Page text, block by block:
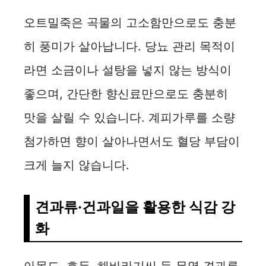
오트밀죽은 곡물의 고소함만으로도 충분
히 풍미가 살아납니다. 당뇨 관리 목적이
라면 소금이나 설탕을 넣지 않는 방식이
좋으며, 간단한 향신료만으로도 충분히
맛을 살릴 수 있습니다. 계피가루를 소량
첨가하면 향이 살아나면서도 혈당 부담이
크게 늘지 않습니다.
견과류·건과일을 활용한 식감 강
화